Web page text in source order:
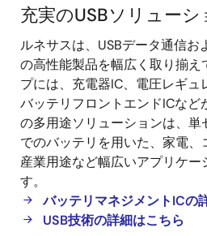
実
の
USB
ソ
リ
ュ
ー
シ
ョ
充実のUSBソリューシ
ルネサスは、USBデータ通信お
の高性能製品を幅広く取り揃え
プには、充電器IC、電圧レギュ
バッテリフロントエンドICなど
の多用途ソリューションは、単
でのバッテリを用いた、家電、
産業用途など幅広いアプリケー
す。
バッテリマネジメントICの
USB技術の詳細はこちら